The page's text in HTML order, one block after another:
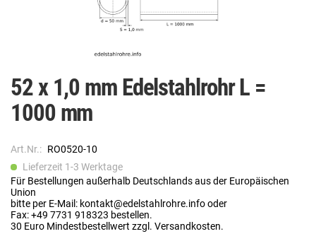
52 x 1,0 mm Edelstahlrohr L =
1000 mm
Art.Nr.: RO0520-10
Lieferzeit 1-3 Werktage
Für Bestellungen außerhalb Deutschlands aus der Europäischen
Union
bitte per E-Mail: kontakt@edelstahlrohre.info oder
Fax: +49 7731 918323 bestellen.
30 Euro Mindestbestellwert zzgl. Versandkosten.